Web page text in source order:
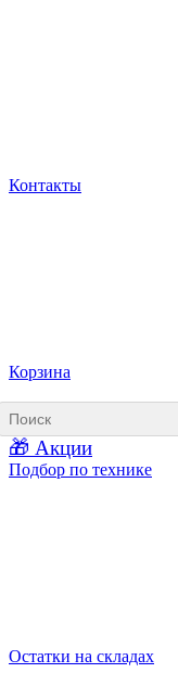
Контакты
Корзина
🎁 Акции
Подбор по технике
Остатки на складах